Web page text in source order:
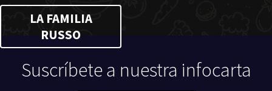
LA FAMILIA
RUSSO
Suscríbete a nuestra infocarta